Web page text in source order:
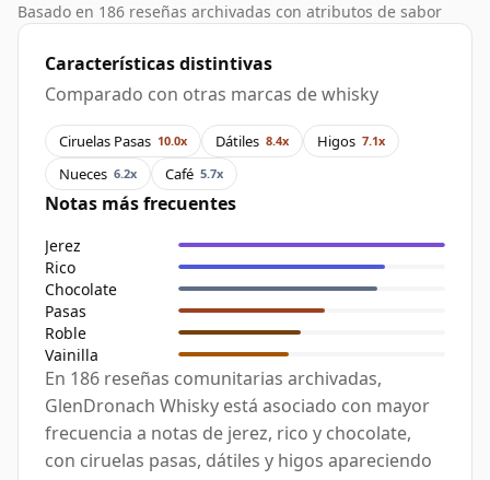
Basado en 186 reseñas archivadas con atributos de sabor
Características distintivas
Comparado con otras marcas de whisky
Ciruelas Pasas 10.0x Dátiles 8.4x Higos 7.1x
Nueces 6.2x Café 5.7x
Notas más frecuentes
Jerez
Rico
Chocolate
Pasas
Roble
Vainilla
En 186 reseñas comunitarias archivadas,
GlenDronach Whisky está asociado con mayor
frecuencia a notas de jerez, rico y chocolate,
con ciruelas pasas, dátiles y higos apareciendo